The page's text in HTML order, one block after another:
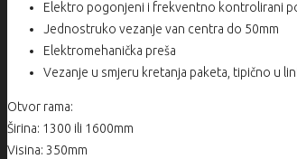
Elektro pogonjeni i frekventno kontrolirani
Jednostruko vezanje van centra do 50mm
Elektromehanička preša
Vezanje u smjeru kretanja paketa, tipično u
Otvor rama:
Širina: 1300 ili 1600mm
Visina: 350mm